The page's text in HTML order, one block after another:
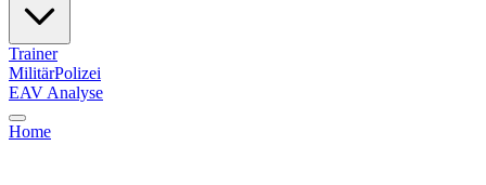
Trainer
MilitärPolizei
EAV Analyse
Home